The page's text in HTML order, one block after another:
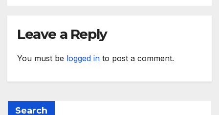
Leave a Reply
You must be logged in to post a comment.
Search